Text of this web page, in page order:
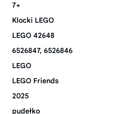
7+
Klocki LEGO
LEGO 42648
6526847, 6526846
LEGO
LEGO Friends
2025
pudełko